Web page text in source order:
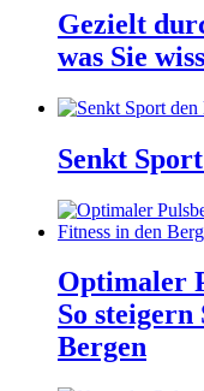
Gezielt
was Sie
Senkt
Optimaler
So
Bergen